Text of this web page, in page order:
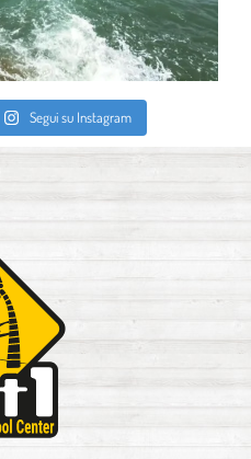
Segui su Instagram